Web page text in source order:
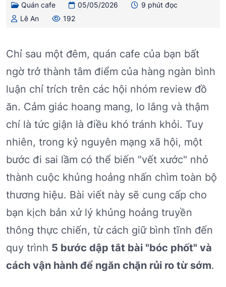
Quán cafe 05/05/2026
9 phút đọc
Lê An
192
Chỉ sau một đêm, quán cafe của bạn bất
ngờ trở thành tâm điểm của hàng ngàn bình
luận chỉ trích trên các hội nhóm review đồ
ăn. Cảm giác hoang mang, lo lắng và thậm
chí là tức giận là điều khó tránh khỏi. Tuy
nhiên, trong kỷ nguyên mạng xã hội, một
bước đi sai lầm có thể biến "vết xước" nhỏ
thành cuộc khủng hoảng nhấn chìm toàn bộ
thương hiệu. Bài viết này sẽ cung cấp cho
bạn kịch bản xử lý khủng hoảng truyền
thông thực chiến, từ cách giữ bình tĩnh đến
quy trình 5 bước dập tắt bài "bóc phốt" và
cách vận hành để ngăn chặn rủi ro từ sớm.